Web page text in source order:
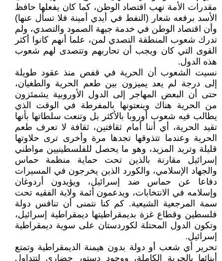
مقدرات الأمة نهب اقتصاد الوطن، كما كان يفعلها حافظ
الأسد برفعه شعار (النفط في أيدي أمينة فلا تسأل عنها)
وأن اقتصاد الوطن في خدمة جبهة الصمود والتصدي، ولم
تدرك شعوب المنطقة التصدي لمن، علما أنهم كانوا أكثر
القوى التي كان ويجب أن تحاربهم وتتصدى لهم شعوب
هذه الدول.
نسيت الشعوب أن الحرية في قفص منذ عقود طويلة
إلى درجة لم يعد يميزون بين طعم الحرية والطغيان،
حتى أن البعض المهاجر إلى الدول الأوروبية يشمئزون
من الحرية هناك وينعتونها بالمفرطة في الوقت الذي
يطالب فيه شعوب أوروبا بالأكثر بل وتنعت سلطاتها بأنها
تقيد الحرية، أي أننا أمام ثقافتين، ثقافة لا تعرف طعم
الحرية وعندما تتذوقها تجدها مرة وأخرى ترى حلاوتها
قليلة وتريد المزيد، وهو ما يحصل للفلسطينيين مواطني
إسرائيل مقارنة بالذين تحت حماية منظمة حماس
والجهاد الإسلامي، والكورد الذين يخرجون في المسيرات
دفاعا عن حماس ضد إسرائيل، ويؤيدون أردوغان
وإسلامه في الانتخابات، ويدعمون أئمة ولاية الفقيه تحت
سمة المرجعية الشيعية. كم كنا نتمنى أن تنافس دولة
فلسطين وقطاع غزة بديمقراطيتها ديمقراطية إسرائيل،
وتكون الدول المحتلة لكوردستان على سوية ديمقراطية
إسرائيل.
تحرير أي شعب أو دولة بدون هيمنة الديمقراطية وتمتع
أبنائها بالحرية الكاملة، ووجود دستور حضاري لتتداول